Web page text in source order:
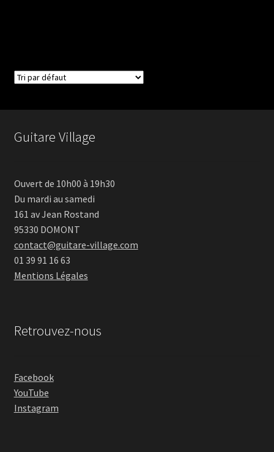
Guitare Village
Ouvert de 10h00 à 19h30
Du mardi au samedi
161 av Jean Rostand
95330 DOMONT
contact@guitare-village.com
01 39 91 16 63
Mentions Légales
Retrouvez-nous
Facebook
YouTube
Instagram